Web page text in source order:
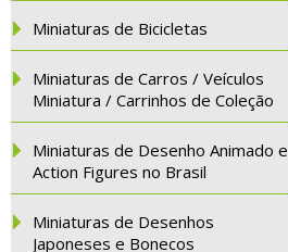
Miniaturas de Bicicletas
Miniaturas de Carros / Veículos
Miniatura / Carrinhos de Coleção
Miniaturas de Desenho Animado e
Action Figures no Brasil
Miniaturas de Desenhos
Japoneses e Bonecos